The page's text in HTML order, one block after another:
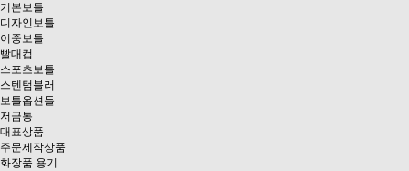
기본보틀
디자인보틀
이중보틀
빨대컵
스포츠보틀
스텐텀블러
보틀옵션들
저금통
대표상품
주문제작상품
화장품 용기